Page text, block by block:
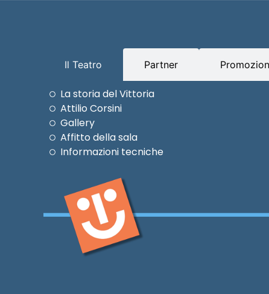
Il Teatro Partner
La storia del Vittoria
Attilio Corsini
Gallery
Affitto della sala
Informazioni tecniche